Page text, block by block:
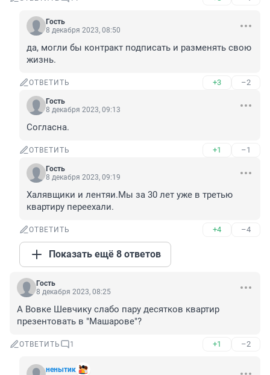
Гость
8 декабря 2023, 08:50
да, могли бы контракт подписать и разменять свою
жизнь.
ОТВЕТИТЬ +3 –2
Гость
8 декабря 2023, 09:13
Согласна.
ОТВЕТИТЬ +1 –1
Гость
8 декабря 2023, 09:19
Халявщики и лентяи.Мы за 30 лет уже в третью
квартиру переехали.
ОТВЕТИТЬ +4 –4
Показать ещё 8 ответов
Гость
8 декабря 2023, 08:25
А Вовке Шевчику слабо пару десятков квартир
презентовать в "Машарове"?
ОТВЕТИТЬ 1 +1 –2
ненытик